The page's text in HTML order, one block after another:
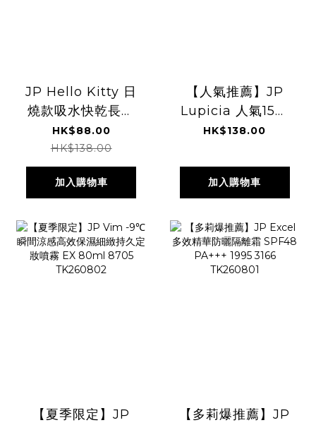
JP Hello Kitty 日
燒款吸水快乾長毛
巾 40x100 2071
TK260806
HK$88.00
HK$138.00
加入購物車
【人氣推薦】JP
Lupicia 人氣15款
茶包套裝 1267
HK$138.00
加入購物車
【夏季限定】JP
【多莉爆推薦】JP